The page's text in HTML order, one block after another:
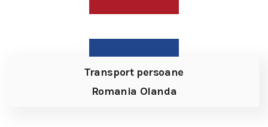
Transport persoane
Romania Olanda